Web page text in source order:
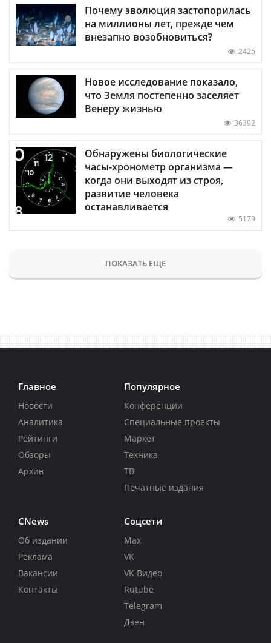
Почему эволюция застопорилась
на миллионы лет, прежде чем
внезапно возобновиться?
2425
Новое исследование показало,
что Земля постепенно заселяет
Венеру жизнью
36392
Обнаружены биологические
часы-хронометр организма —
когда они выходят из строя,
развитие человека
останавливается
5179
ПОКАЗАТЬ ЕЩЕ
Главное
Новости
Аналитика
Рейтинги
Обзоры
Архив
Популярное
Конференции
Специальные проекты
Маркет
Техника
ТВ
Печатные издания
CNews
Об издании
Реклама
Вакансии
Контакты
Соцсети
Max
VK
VK Видео
Rutube
Telegram
Дзен